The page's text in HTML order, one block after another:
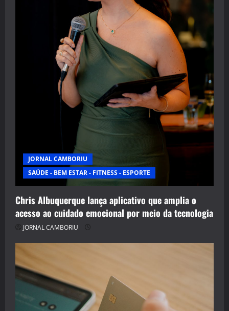
JORNAL CAMBORIU
SAÚDE - BEM ESTAR - FITNESS - ESPORTE
Chris Albuquerque lança aplicativo que amplia o
acesso ao cuidado emocional por meio da tecnologia
JORNAL CAMBORIU